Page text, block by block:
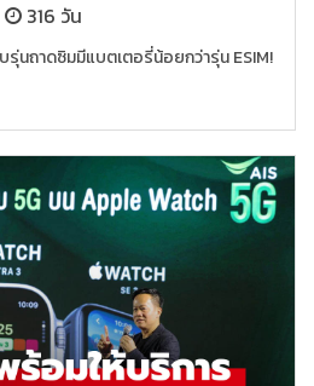
316 วัน
รุ่นถาดซิมมีแบตเตอรี่น้อยกว่ารุ่น ESIM!